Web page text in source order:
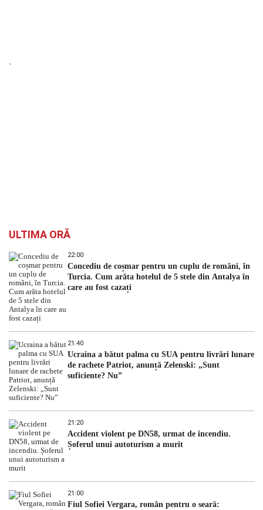
`
ULTIMA ORĂ
22:00
Concediu de coșmar pentru un cuplu de români, în
Turcia. Cum arăta hotelul de 5 stele din Antalya în
care au fost cazați
21:40
Ucraina a bătut palma cu SUA pentru livrări lunare
de rachete Patriot, anunță Zelenski: „Sunt
suficiente? Nu”
21:20
Accident violent pe DN58, urmat de incendiu.
Șoferul unui autoturism a murit
21:00
Fiul Sofiei Vergara, român pentru o seară: